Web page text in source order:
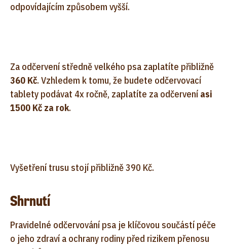
odpovídajícím způsobem vyšší.
Za odčervení středně velkého psa zaplatíte přibližně
360 Kč. Vzhledem k tomu, že budete odčervovací
tablety podávat 4x ročně, zaplatíte za odčervení asi
1500 Kč za rok.
Vyšetření trusu stojí přibližně 390 Kč.
Shrnutí
Pravidelné odčervování psa je klíčovou součástí péče
o jeho zdraví a ochrany rodiny před rizikem přenosu